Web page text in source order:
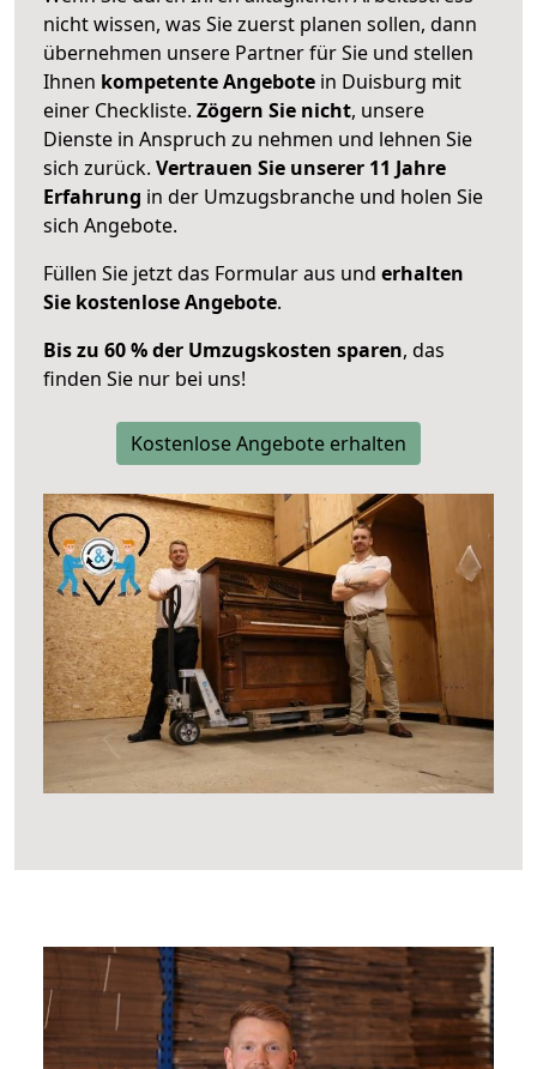
nicht wissen, was Sie zuerst planen sollen, dann
übernehmen unsere Partner für Sie und stellen
Ihnen kompetente Angebote in Duisburg mit
einer Checkliste. Zögern Sie nicht, unsere
Dienste in Anspruch zu nehmen und lehnen Sie
sich zurück. Vertrauen Sie unserer 11 Jahre
Erfahrung in der Umzugsbranche und holen Sie
sich Angebote.
Füllen Sie jetzt das Formular aus und erhalten
Sie kostenlose Angebote.
Bis zu 60 % der Umzugskosten sparen, das
finden Sie nur bei uns!
Kostenlose Angebote erhalten